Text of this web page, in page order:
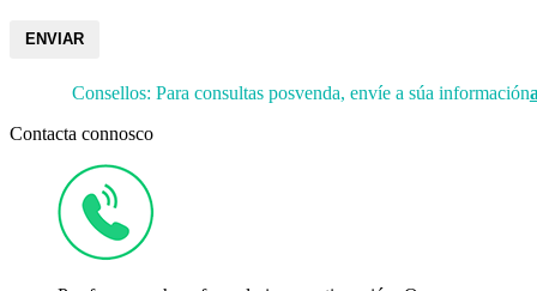
ENVIAR
Consellos: Para consultas posvenda, envíe a súa información
Contacta connosco